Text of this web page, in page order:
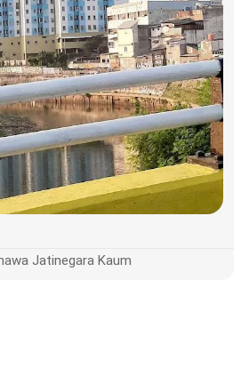
Jatinegara Kaum